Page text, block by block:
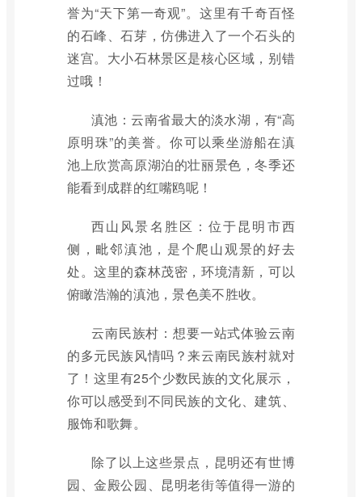
誉为“天下第一奇观”。这里有千奇百怪
的石峰、石芽，仿佛进入了一个石头的
迷宫。大小石林景区是核心区域，别错
过哦！
滇池：云南省最大的淡水湖，有“高
原明珠”的美誉。你可以乘坐游船在滇
池上欣赏高原湖泊的壮丽景色，冬季还
能看到成群的红嘴鸥呢！
西山风景名胜区：位于昆明市西
侧，毗邻滇池，是个爬山观景的好去
处。这里的森林茂密，环境清新，可以
俯瞰浩瀚的滇池，景色美不胜收。
云南民族村：想要一站式体验云南
的多元民族风情吗？来云南民族村就对
了！这里有25个少数民族的文化展示，
你可以感受到不同民族的文化、建筑、
服饰和歌舞。
除了以上这些景点，昆明还有世博
园、金殿公园、昆明老街等值得一游的